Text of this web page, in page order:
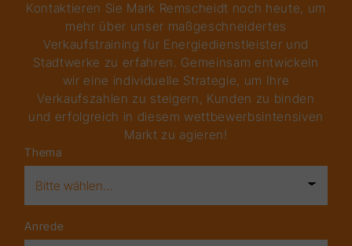
Kontaktieren Sie Mark Remscheidt noch heute, um
mehr über unser maßgeschneidertes
Verkaufstraining für Energiedienstleister und
Stadtwerke zu erfahren. Gemeinsam entwickeln
wir eine individuelle Strategie, um Ihre
Verkaufszahlen zu steigern, Kunden zu binden
und erfolgreich in diesem wettbewerbsintensiven
Markt zu agieren!
Thema
Anrede